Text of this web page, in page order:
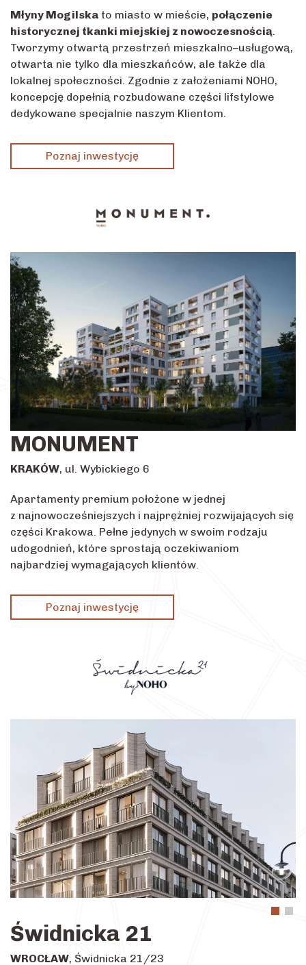
Młyny Mogilska to miasto w mieście, połączenie
historycznej tkanki miejskiej z nowoczesnością.
Tworzymy otwartą przestrzeń mieszkalno–usługową,
otwarta nie tylko dla mieszkańców, ale także dla
lokalnej społeczności. Zgodnie z założeniami NOHO,
koncepcję dopełnią rozbudowane części lifstylowe
dedykowane specjalnie naszym Klientom.
Poznaj inwestycję
MONUMENT
KRAKÓW, ul. Wybickiego 6
Apartamenty premium położone w jednej
z najnowocześniejszych i najprężniej rozwijających się
części Krakowa. Pełne jedynych w swoim rodzaju
udogodnień, które sprostają oczekiwaniom
najbardziej wymagających klientów.
Poznaj inwestycję
Świdnicka 21
WROCŁAW, Świdnicka 21/23